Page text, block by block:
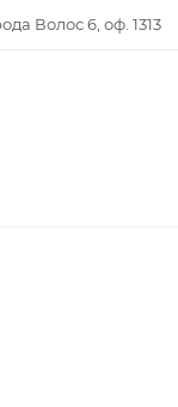
Волос 6, оф. 1313